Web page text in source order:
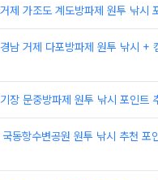
제 가조도 계도방파제 원투 낚시
남 거제 다포방파제 원투 낚시 +
장 문중방파제 원투 낚시 포인트
동항수변공원 원투 낚시 추천 포